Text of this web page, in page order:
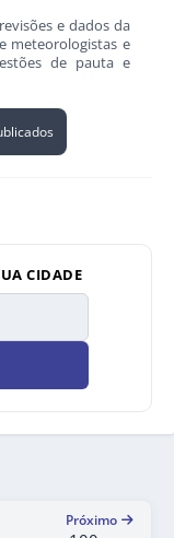
e dados da
meteorologistas e
de pauta e
CIDADE
Próximo